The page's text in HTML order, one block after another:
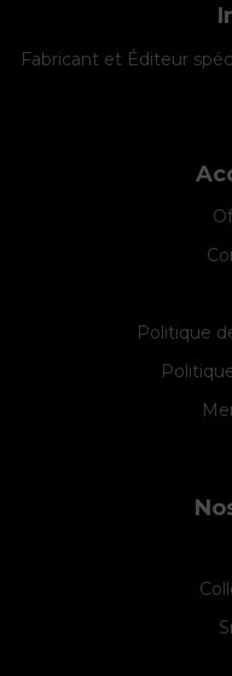
Fabricant et Éditeur
Politique